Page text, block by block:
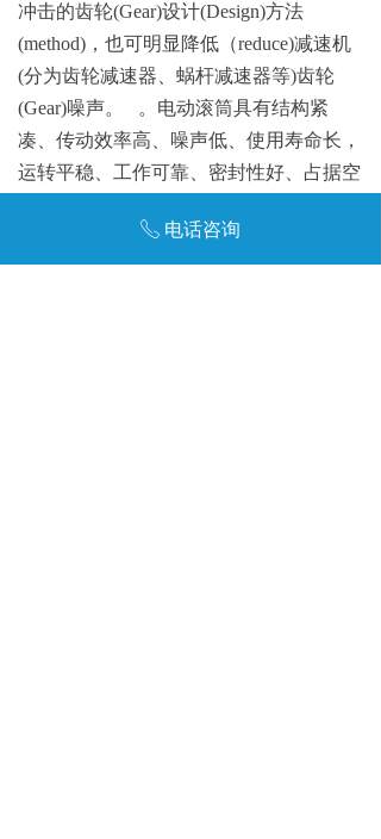
冲击的齿轮(Gear)设计(Design)方法
(method) ，也可明显降低 （reduce)减速机
(分为齿轮减速器、蜗杆减速器等)齿轮
(Gear)噪声。
。电动滚筒具有结构紧
凑、传动效率高、噪声低、使用寿命长，
运转平稳、工作可靠、密封性好、占据空
各种恶劣环境条件下工作。
滚筒包胶的方式和特点 下一篇:电动滚筒
ꂅ 电话咨询